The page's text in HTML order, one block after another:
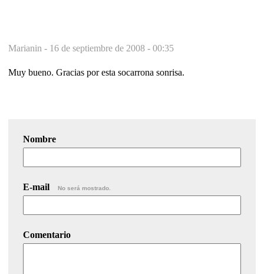
Marianin - 16 de septiembre de 2008 - 00:35
Muy bueno. Gracias por esta socarrona sonrisa.
Nombre
E-mail No será mostrado.
Comentario